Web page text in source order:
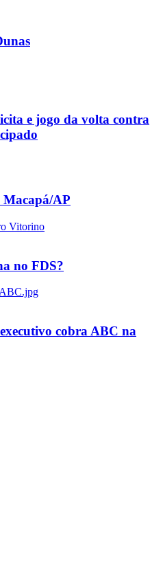
e jogo da volta contra
Macapá/AP
no FDS?
cobra ABC na